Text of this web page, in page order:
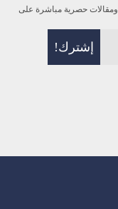
ومقالات حصرية مباشرة على